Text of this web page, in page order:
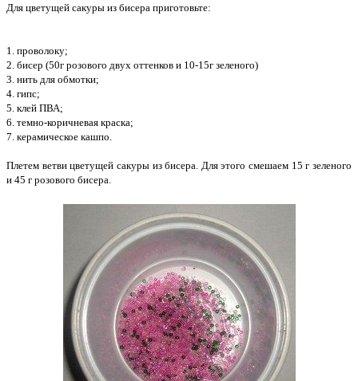
Для цветущей сакуры из бисера приготовьте:
1. проволоку;
2. бисер (50г розового двух оттенков и 10-15г зеленого)
3. нить для обмотки;
4. гипс;
5. клей ПВА;
6. темно-коричневая краска;
7. керамическое кашпо.
Плетем ветви цветущей сакуры из бисера. Для этого смешаем 15 г зеленого
и 45 г розового бисера.